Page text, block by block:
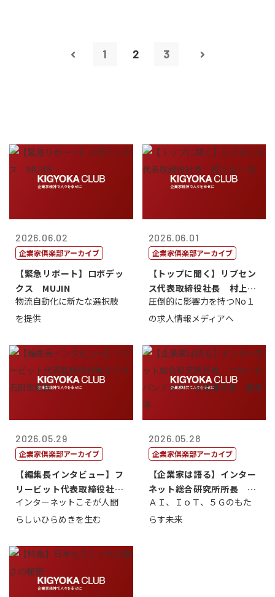
1 2 3
2026.06.02
企業家倶楽部アーカイブ
【緊急リポート】ロボデッ
クス MUJIN
物流自動化に新たな選択肢
を提供
2026.06.01
企業家倶楽部アーカイブ
【トップに聞く】リブセン
ス代表取締役社長 村上太
一 氏
圧倒的に影響力を持つNo１
の求人情報メディアへ
2026.05.29
企業家倶楽部アーカイブ
【編集長インタビュー】フ
リービット代表取締役社長
ＣＥＯ 石田...
インターネットこそが人間
らしいひらめきを生む
2026.05.28
企業家倶楽部アーカイブ
【企業家は語る】インター
ネット総合研究所所長 ブ
ロードバンド...
ＡＩ、ＩｏＴ、５Ｇのもた
らす未来